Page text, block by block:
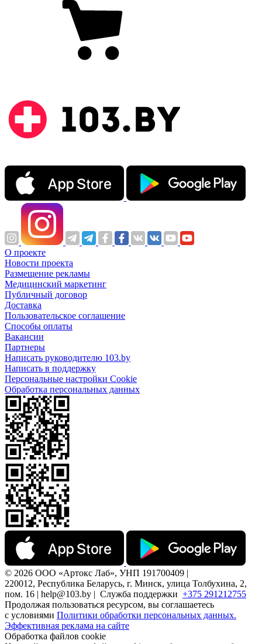
О проекте
Новости проекта
Размещение рекламы
Медицинский маркетинг
Публичный договор
Доставка
Пользовательское соглашение
Способы оплаты
Вакансии
Партнеры
Написать руководителю 103.by
Написать в поддержку
Персональные настройки Cookie
Обработка персональных данных
© 2026 ООО «Артокс Лаб», УНП 191700409 |
220012, Республика Беларусь, г. Минск, улица Толбухина, 2,
пом. 16 | help@103.by | Служба поддержки +375 291212755
Продолжая пользоваться ресурсом, вы соглашаетесь
с условиями Политики обработки персональных данных.
Эффективная реклама на сайте
Обработка файлов cookie